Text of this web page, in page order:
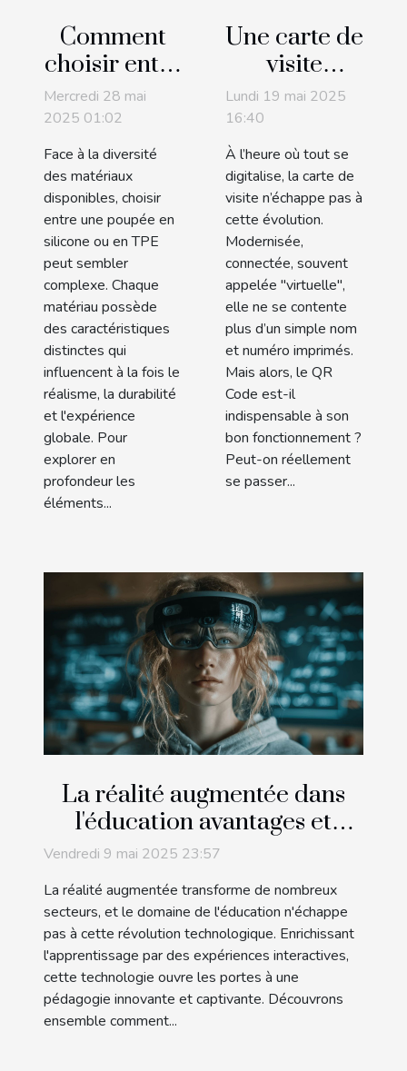
Comment
choisir entre
une poupée
en silicone
et une en
TPE ?
Mercredi 28 mai
2025 01:02
Face à la diversité
des matériaux
disponibles, choisir
entre une poupée en
silicone ou en TPE
peut sembler
complexe. Chaque
matériau possède
des caractéristiques
distinctes qui
influencent à la fois le
réalisme, la durabilité
et l'expérience
globale. Pour
explorer en
profondeur les
éléments...
Une carte de
visite
virtuelle
peut-elle
marcher
sans QR
Code ?
Lundi 19 mai 2025
16:40
À l’heure où tout se
digitalise, la carte de
visite n’échappe pas à
cette évolution.
Modernisée,
connectée, souvent
appelée "virtuelle",
elle ne se contente
plus d’un simple nom
et numéro imprimés.
Mais alors, le QR
Code est-il
indispensable à son
bon fonctionnement ?
Peut-on réellement
se passer...
La réalité augmentée dans
l'éducation avantages et
applications pratiques
Vendredi 9 mai 2025 23:57
La réalité augmentée transforme de nombreux
secteurs, et le domaine de l'éducation n'échappe
pas à cette révolution technologique. Enrichissant
l'apprentissage par des expériences interactives,
cette technologie ouvre les portes à une
pédagogie innovante et captivante. Découvrons
ensemble comment...